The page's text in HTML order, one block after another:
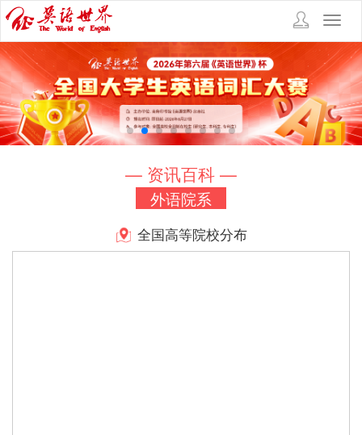
— 资讯百科 —
外语院系
全国高等院校分布